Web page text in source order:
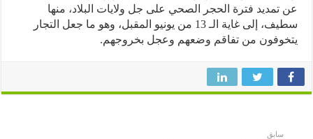
تمديد فترة الحجر الصحي على جل ولايات البلاد، منها
سطيف، إلى غاية الـ 13 من يونيو المقبل، وهو ما جعل التجار
من تفاقم وضعهم وعجل بخروجهم.